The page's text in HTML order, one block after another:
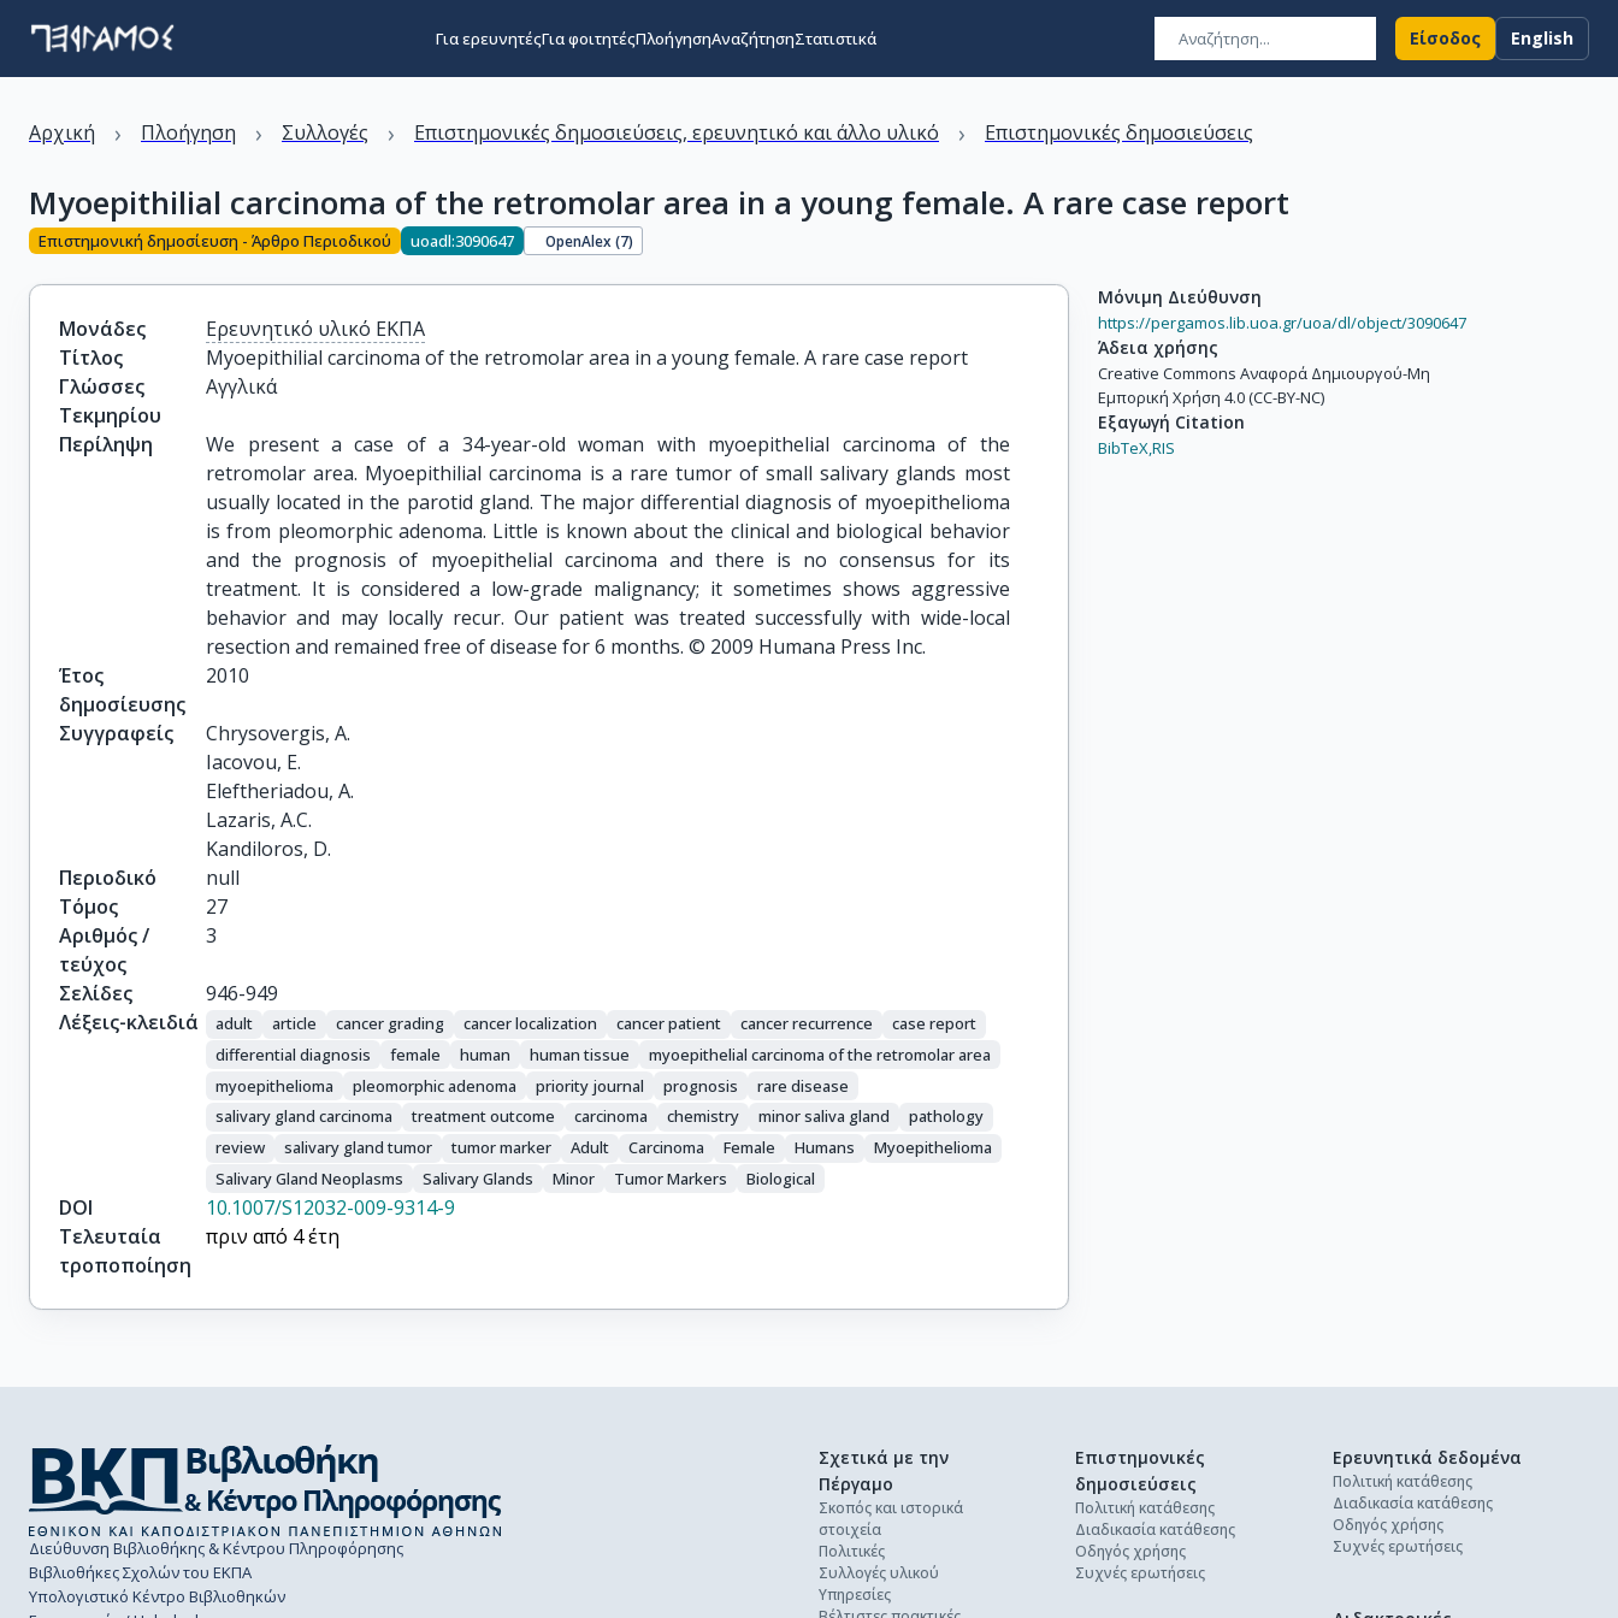
Για ερευνητέςΓια φοιτητέςΠλοήγησηΑναζήτησηΣτατιστικά Είσοδος English
Αρχική › Πλοήγηση › Συλλογές › Επιστημονικές δημοσιεύσεις, ερευνητικό και άλλο υλικό › Επιστημονικές δημοσιεύσεις
Myoepithilial carcinoma of the retromolar area in a young female. A rare case report
Επιστημονική δημοσίευση - Άρθρο Περιοδικού uoadl:3090647 OpenAlex (7)
Μονάδες
Ερευνητικό υλικό ΕΚΠΑ
Τίτλος
Myoepithilial carcinoma of the retromolar area in a young female. A rare case report
Γλώσσες
Τεκμηρίου
Αγγλικά
Περίληψη
We present a case of a 34-year-old woman with myoepithelial carcinoma of the
retromolar area. Myoepithilial carcinoma is a rare tumor of small salivary glands most
usually located in the parotid gland. The major differential diagnosis of myoepithelioma
is from pleomorphic adenoma. Little is known about the clinical and biological behavior
and the prognosis of myoepithelial carcinoma and there is no consensus for its
treatment. It is considered a low-grade malignancy; it sometimes shows aggressive
behavior and may locally recur. Our patient was treated successfully with wide-local
resection and remained free of disease for 6 months. © 2009 Humana Press Inc.
Έτος
δημοσίευσης
2010
Συγγραφείς
Chrysovergis, A.
Iacovou, E.
Eleftheriadou, A.
Lazaris, A.C.
Kandiloros, D.
Περιοδικό
null
Τόμος
27
Αριθμός /
τεύχος
3
Σελίδες
946-949
Λέξεις-κλειδιά
adult article cancer grading cancer localization cancer patient cancer recurrence
case report
differential diagnosis
female human human tissue
myoepithelial carcinoma of the retromolar area
myoepithelioma
pleomorphic adenoma priority journal prognosis
rare disease
salivary gland carcinoma
treatment outcome carcinoma chemistry minor saliva gland
pathology
review
salivary gland tumor tumor marker Adult Carcinoma Female Humans
Myoepithelioma
Salivary Gland Neoplasms
Salivary Glands Minor Tumor Markers Biological
DOI
10.1007/S12032-009-9314-9
Τελευταία
τροποποίηση
πριν από 4 έτη
Μόνιμη Διεύθυνση
https://pergamos.lib.uoa.gr/uoa/dl/object/3090647
Άδεια χρήσης
Creative Commons Αναφορά Δημιουργού-Μη
Εμπορική Χρήση 4.0 (CC-BY-NC)
Εξαγωγή Citation
BibTeX,RIS
Διεύθυνση Βιβλιοθήκης & Κέντρου Πληροφόρησης
Βιβλιοθήκες Σχολών του ΕΚΠΑ
Υπολογιστικό Κέντρο Βιβλιοθηκών
Σχετικά με την
Πέργαμο
Σκοπός και ιστορικά
στοιχεία
Πολιτικές
Συλλογές υλικού
Υπηρεσίες
Επιστημονικές
δημοσιεύσεις
Πολιτική κατάθεσης
Διαδικασία κατάθεσης
Οδηγός χρήσης
Συχνές ερωτήσεις
Ερευνητικά δεδομένα
Πολιτική κατάθεσης
Διαδικασία κατάθεσης
Οδηγός χρήσης
Συχνές ερωτήσεις